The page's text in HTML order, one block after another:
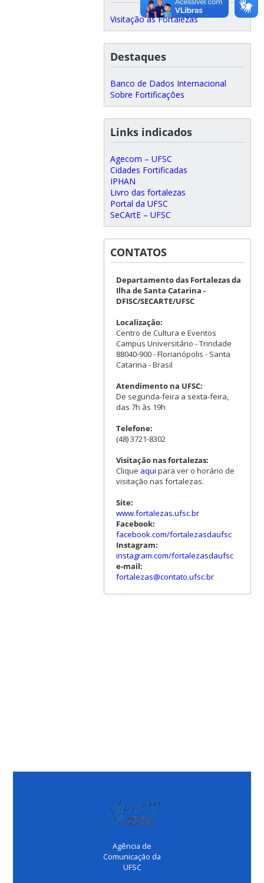
Visitação às Fortalezas
Destaques
Banco de Dados Internacional
Sobre Fortificações
Links indicados
Agecom – UFSC
Cidades Fortificadas
IPHAN
Livro das fortalezas
Portal da UFSC
SeCArtE – UFSC
CONTATOS
Departamento das Fortalezas da
Ilha de Santa Catarina -
DFISC/SECARTE/UFSC
Localização:
Centro de Cultura e Eventos
Campus Universitário - Trindade
88040-900 - Florianópolis - Santa
Catarina - Brasil
Atendimento na UFSC:
De segunda-feira a sexta-feira,
das 7h às 19h
Telefone:
(48) 3721-8302
Visitação nas fortalezas:
Clique aqui para ver o horário de
visitação nas fortalezas.
Site:
www.fortalezas.ufsc.br
Facebook:
facebook.com/fortalezasdaufsc
Instagram:
instagram.com/fortalezasdaufsc
e-mail:
fortalezas@contato.ufsc.br
Agência de
Comunicação da
UFSC